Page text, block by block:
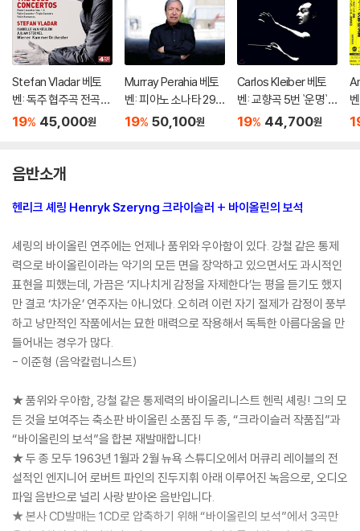
Stefan Vladar 베토
벤: 독주 협주곡 전곡집
(Beethoven:The So
스트라
19% 45,000원
Murray Perahia 베토
벤: 피아노 소나타 29
번 '함머클라비어', 14
t')
19% 50,100원
Carlos Kleiber 베토
벤: 교향곡 5번 `운명`,
7번 - 카를로스 클라이
19% 44,700원
음반소개
헨리크 셰링 Henryk Szeryng 크라이슬러 + 바이올린의 보석
셰링의 바이올린 연주에는 언제나 품위와 우아함이 있다. 강철 같은 통제
력으로 바이올린이라는 악기의 모든 면을 장악하고 있으면서도 과시적인
표현을 피했는데, 가끔은 ‘지나치게 감정을 자제한다’는 평을 듣기도 했지
만 결코 ‘차가운’ 연주자는 아니었다. 오히려 이런 자기 절제가 감정이 풍부
하고 낭만적인 작품에서는 묘한 매력으로 작용해서 독특한 아름다움을 만
들어내는 경우가 많다.
- 이준형 (음악칼럼니스트)
★ 품위와 우아함, 강철 같은 통제력의 바이올리니스트 헨릭 셰링! 그의 모
든 것을 보여주는 축소판 바이올린 소품집 두 종, “크라이슬러 작품집”과
“바이올린의 보석”을 합본 재발매합니다!
★ 두 종 모두 1963년 1월과 2월 뉴욕 스튜디오에서 머큐리 레이블의 전
설적인 엔지니어 로버트 파인의 진두지휘 아래 이루어진 녹음으로, 오디오
파일 음반으로 널리 사랑 받아온 음반입니다.
★ 본사 CD발매는 1CD로 압축하기 위해 “바이올린의 보석”에서 3곡만